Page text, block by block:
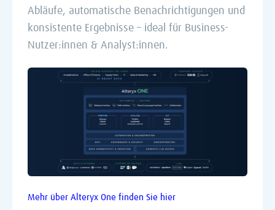
Abläufe, automatische Benachrichtigungen und
konsistente Ergebnisse – ideal für Business-
Nutzer:innen & Analyst:innen.
Mehr über Alteryx One finden Sie hier